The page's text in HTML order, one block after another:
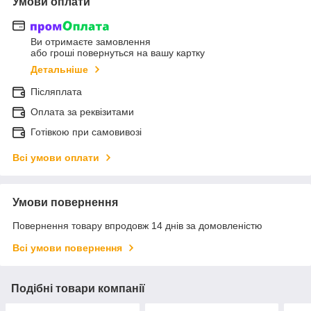
Ви отримаєте замовлення
або гроші повернуться на вашу картку
Детальніше
Післяплата
Оплата за реквізитами
Готівкою при самовивозі
Всі умови оплати
Умови повернення
Повернення товару впродовж 14 днів за домовленістю
Всі умови повернення
Подібні товари компанії